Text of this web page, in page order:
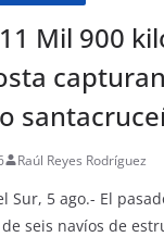
Mil 900
Raúl Reyes Rodríguez
Sur, 5 ago.- El
seis navíos de